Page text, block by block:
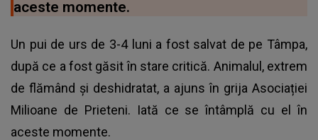
aceste momente.
Un pui de urs de 3-4 luni a fost salvat de pe Tâmpa,
după ce a fost găsit în stare critică. Animalul, extrem
de flămând și deshidratat, a ajuns în grija Asociației
Milioane de Prieteni. Iată ce se întâmplă cu el în
aceste momente.